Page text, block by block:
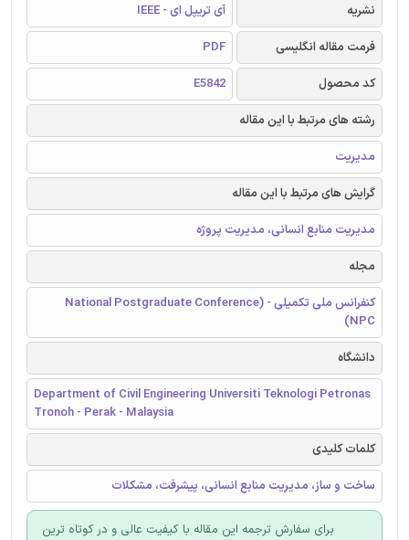
نشریه
آی تریپل ای - IEEE
فرمت مقاله انگلیسی
PDF
کد محصول
E5842
رشته های مرتبط با این مقاله
مدیریت
گرایش های مرتبط با این مقاله
مدیریت منابع انسانی، مدیریت پروژه
مجله
کنفرانس ملی تکمیلی - (National Postgraduate Conference
(NPC
دانشگاه
Department of Civil Engineering Universiti Teknologi Petronas
Tronoh - Perak - Malaysia
کلمات کلیدی
ساخت و ساز، مدیریت منابع انسانی، پیشرفت، مشکلات
برای سفارش ترجمه این مقاله با کیفیت عالی و در کوتاه ترین